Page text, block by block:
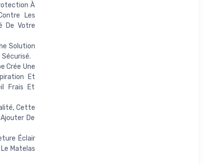
À
Les
De Votre
Solution
Crée Une
Et
Frais Et
Cette
De
Éclair
Matelas